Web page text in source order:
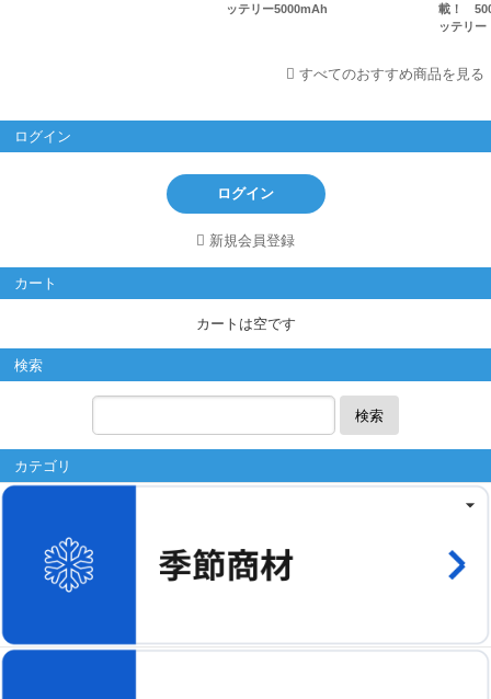
ッテリー5000mAh
載！
ッテリー
すべてのおすすめ商品を見る
ログイン
ログイン
新規会員登録
カート
カートは空です
検索
検索
カテゴリ